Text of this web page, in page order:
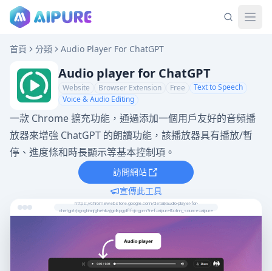
首頁 分類 Audio Player For ChatGPT
Audio player for ChatGPT
Website Browser Extension Free
Text to Speech
Voice & Audio Editing
一款 Chrome 擴充功能，通過添加一個用戶友好的音頻播
放器來增強 ChatGPT 的朗讀功能，該播放器具有播放/暫
停、進度條和時長顯示等基本控制項。
訪問網站
宣傳此工具
https://chromewebstore.google.com/detail/audio-player-for-
chatgpt/pgogbhnjghehkajgclkpgplflfnjcgpm?ref=aipure&utm_source=aipure